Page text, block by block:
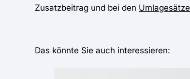
Zusatzbeitrag und bei den
Das könnte Sie auch interessieren: